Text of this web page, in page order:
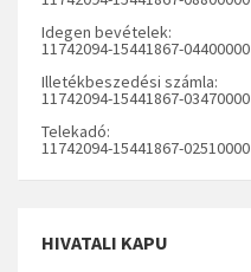
Idegen bevételek:
11742094-15441867-04400000
Illetékbeszedési számla:
11742094-15441867-03470000
Telekadó:
11742094-15441867-02510000
HIVATALI KAPU